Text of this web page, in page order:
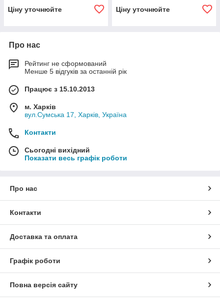
Ціну уточнюйте Ціну уточнюйте
Про нас
Рейтинг не сформований
Менше 5 відгуків за останній рік
Працює з 15.10.2013
м. Харків
вул.Сумська 17, Харків, Україна
Контакти
Сьогодні вихідний
Показати весь графік роботи
Про нас
Контакти
Доставка та оплата
Графік роботи
Повна версія сайту